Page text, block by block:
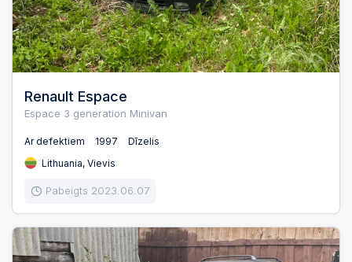
Renault Espace
Espace 3 generation Minivan
Ar defektiem 1997
Dīzelis
Lithuania, Vievis
Pabeigts 2023.06.07